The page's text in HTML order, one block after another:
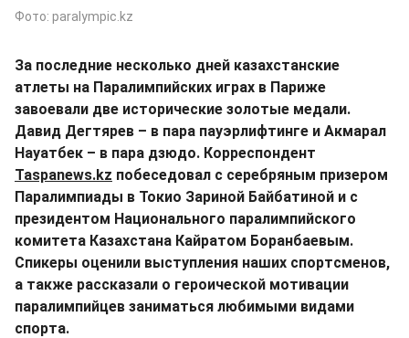
Фото: paralympic.kz
За последние несколько дней казахстанские
атлеты на Паралимпийских играх в Париже
завоевали две исторические золотые медали.
Давид Дегтярев – в пара пауэрлифтинге и Акмарал
Науатбек – в пара дзюдо. Корреспондент
Taspanews.kz побеседовал с серебряным призером
Паралимпиады в Токио Зариной Байбатиной и с
президентом Национального паралимпийского
комитета Казахстана Кайратом Боранбаевым.
Спикеры оценили выступления наших спортсменов,
а также рассказали о героической мотивации
паралимпийцев заниматься любимыми видами
спорта.